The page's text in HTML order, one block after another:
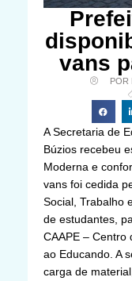
vans
POR
A Secretaria de
Búzios recebeu
Moderna e
vans foi cedida
Social, Trabalho
de estudantes,
CAAPE – Centro
ao Educando. A
carga de